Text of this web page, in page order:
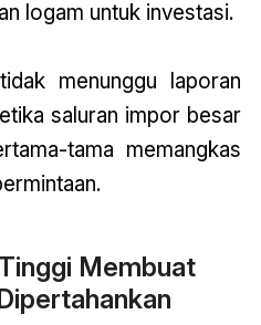
logam untuk investasi.
menunggu laporan
saluran impor besar
tama memangkas
Membuat